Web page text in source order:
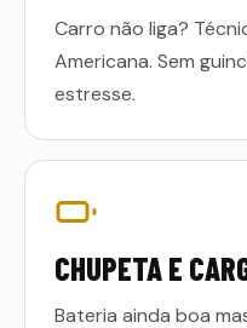
Carro não liga?
Americana. Sem
estresse.
CHUPETA E
Bateria ainda boa